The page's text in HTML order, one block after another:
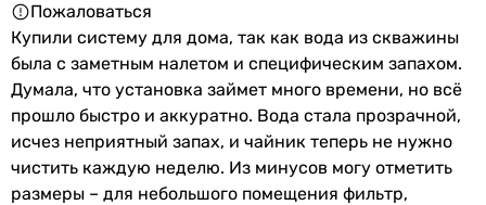
Пожаловаться
Купили систему для дома, так как вода из скважины
была с заметным налетом и специфическим запахом.
Думала, что установка займет много времени, но всё
прошло быстро и аккуратно. Вода стала прозрачной,
исчез неприятный запах, и чайник теперь не нужно
чистить каждую неделю. Из минусов могу отметить
размеры – для небольшого помещения фильтр,